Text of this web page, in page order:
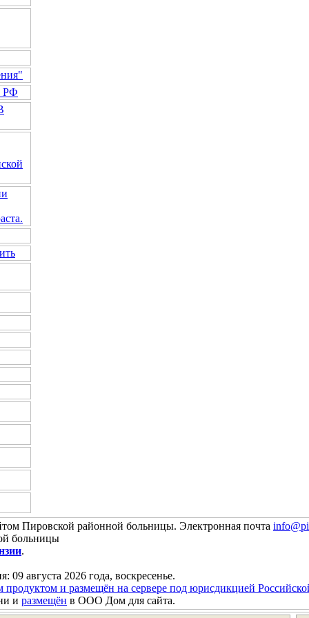
РФ
Пировской районной больницы. Электронная почта
больницы
.
09 августа 2026 года, воскресенье.
и размещён на сервере под юрисдикцией
и размещён в ООО Дом для сайта.